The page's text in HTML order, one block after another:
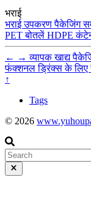
भराई
भराई उपकरणपैकेजिंग
PET बोतलें HDPE
← → व्यापक खाद्य
फंक्शनल ड्रिंक्स के लिए
↑
Tags
© 2026